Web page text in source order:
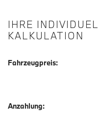
IHRE
KALKULATION
Fahrzeugpreis:
Anzahlung: